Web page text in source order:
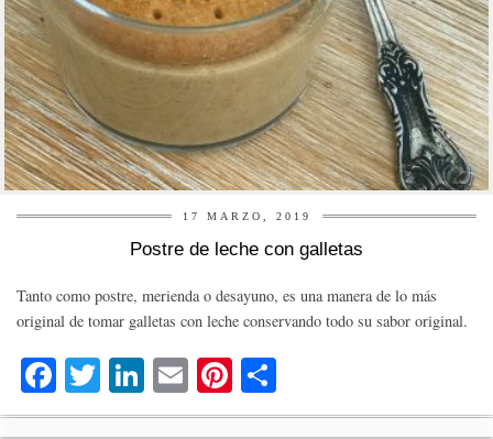
17 MARZO, 2019
Postre de leche con galletas
Tanto como postre, merienda o desayuno, es una manera de lo más
original de tomar galletas con leche conservando todo su sabor original.
Fa
ce
T
wi
Li
nk
E
m
Pi
nt o